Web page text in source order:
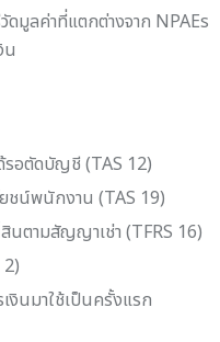
ดมูลค่าที่แตกต่างจาก NPAEs
น
อตัดบัญชี (TAS 12)
ชน์พนักงาน (TAS 19)
นตามสัญญาเช่า (TFRS 16)
งินมาใช้เป็นครั้งแรก